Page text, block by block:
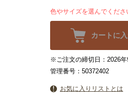
色やサイズを選んでくださ
カートに
※ご注文の締切日：2026年
管理番号：50372402
お気に入りリストとは